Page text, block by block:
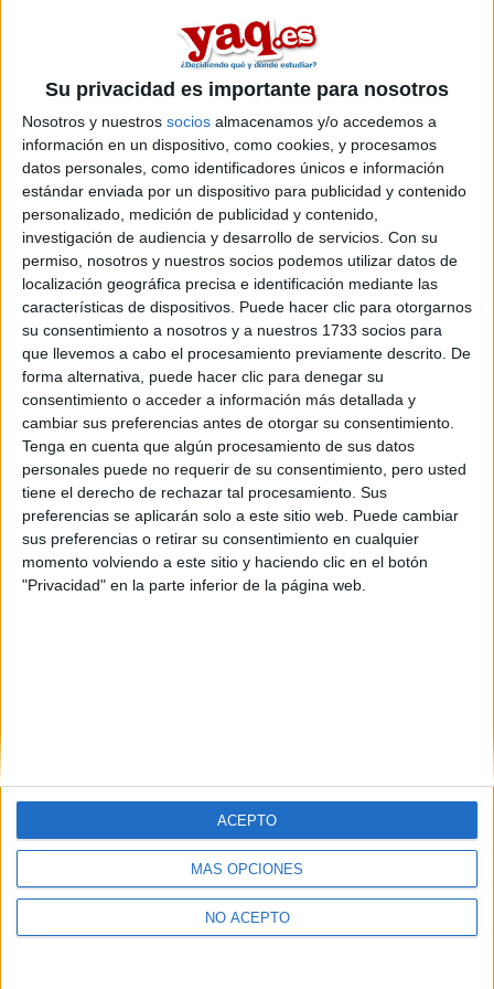
Su privacidad es importante para nosotros
Nosotros y nuestros socios almacenamos y/o accedemos a
información en un dispositivo, como cookies, y procesamos
datos personales, como identificadores únicos e información
estándar enviada por un dispositivo para publicidad y contenido
personalizado, medición de publicidad y contenido,
investigación de audiencia y desarrollo de servicios. Con su
permiso, nosotros y nuestros socios podemos utilizar datos de
localización geográfica precisa e identificación mediante las
características de dispositivos. Puede hacer clic para otorgarnos
su consentimiento a nosotros y a nuestros 1733 socios para
que llevemos a cabo el procesamiento previamente descrito. De
forma alternativa, puede hacer clic para denegar su
consentimiento o acceder a información más detallada y
cambiar sus preferencias antes de otorgar su consentimiento.
Tenga en cuenta que algún procesamiento de sus datos
personales puede no requerir de su consentimiento, pero usted
tiene el derecho de rechazar tal procesamiento. Sus
preferencias se aplicarán solo a este sitio web. Puede cambiar
sus preferencias o retirar su consentimiento en cualquier
momento volviendo a este sitio y haciendo clic en el botón
"Privacidad" en la parte inferior de la página web.
MÁS OPCIONES
NO ACEPTO
ACEPTO
en cordoba por los profesores y tal, asi que nose si irme.
Dobles grados del ámbito
científico
Laso 27/07/2011
Hola, conozco dobles grados como por ejemplo el que se ofrece
de ingeniería electrónica Más A.D.E. Pero yo quería preguntar
por dobles grados que solamente contengan 2 carreras del
ámbito científico, conozco algunas, pero seguro que em podríais
ayudar a encontrar algunas más ; conozco:
-Matemáticas + ingeniería informática
Ingeniería química + ambientales
leer más
Ingeniería Eléctrica
Estos titulados trabajan para aumentar la producción y simplificar
los procesos productivos, mediante el uso de la electrónica.
Debido a la innovación tecnológica, la utilización de elementos
electrónicos y de automatización está muy presente en todos los
ámbitos de nuestra vida.
Quiénes somos|Contactar|
Aviso legal|Politica de privacidad|Condiciones generales|Política
de cookies
© 2003-2026Compás Mediterráneo S.L.- Diego de León 47 - 28006